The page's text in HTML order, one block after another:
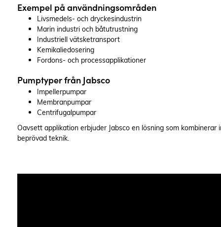
Exempel på användningsområden
Livsmedels- och dryckesindustrin
Marin industri och båtutrustning
Industriell vätsketransport
Kemikaliedosering
Fordons- och processapplikationer
Pumptyper från Jabsco
Impellerpumpar
Membranpumpar
Centrifugalpumpar
Oavsett applikation erbjuder Jabsco en lösning som kombinerar
beprövad teknik.